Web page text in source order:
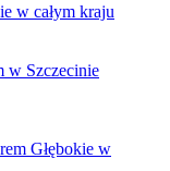
w całym kraju
w Szczecinie
Głębokie w